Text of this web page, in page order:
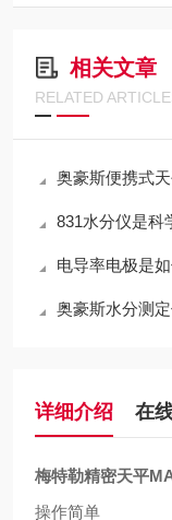
相关文章
RELATED
奥豪斯便携式
831水分仪是科
电导率电极是
奥豪斯水分测
详细介绍 在
梅特勒精密天平
操作简单